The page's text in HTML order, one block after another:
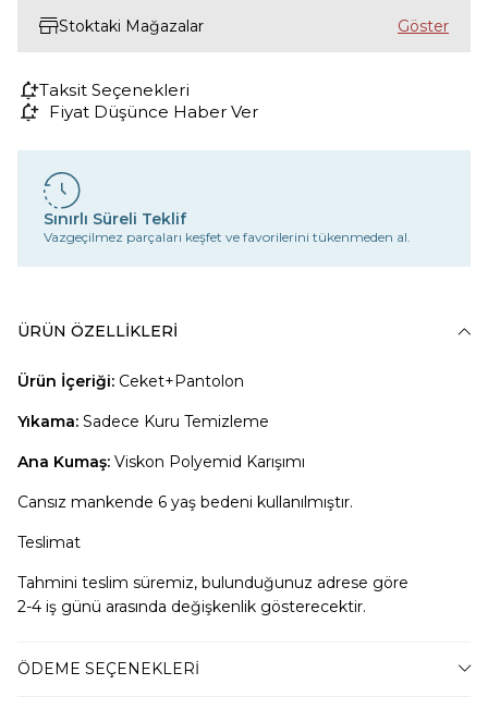
Stoktaki Mağazalar
Taksit Seçenekleri
Fiyat Düşünce Haber Ver
Sınırlı Süreli Teklif
Vazgeçilmez parçaları keşfet ve favorilerini tükenmeden al.
ÜRÜN ÖZELLIKLERI
Ürün İçeriği: Ceket+Pantolon
Yıkama: Sadece Kuru Temizleme
Ana Kumaş: Viskon Polyemid Karışımı
Cansız mankende 6 yaş bedeni kullanılmıştır.
Teslimat
Tahmini teslim süremiz, bulunduğunuz adrese göre
2-4 iş günü arasında değişkenlik gösterecektir.
ÖDEME SEÇENEKLERI